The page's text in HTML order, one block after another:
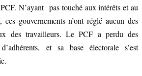
N’ayant pas touché aux intérêts et au
ces gouvernements n’ont réglé aucun des
des travailleurs. Le PCF a perdu des
et sa base électorale s’est